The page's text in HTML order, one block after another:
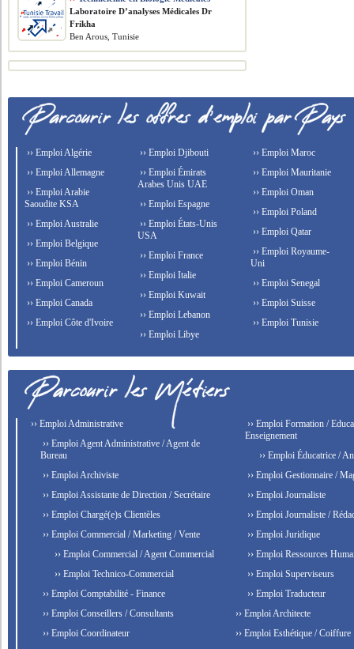
Laboratoire D’analyses Médicales Dr
Frikha
Ben Arous, Tunisie
›› Emploi Algérie
›› Emploi Allemagne
›› Emploi Arabie
Saoudite KSA
›› Emploi Australie
›› Emploi Belgique
›› Emploi Bénin
›› Emploi Cameroun
›› Emploi Canada
›› Emploi Côte d'Ivoire
›› Emploi Djibouti
›› Emploi Émirats
Arabes Unis UAE
›› Emploi Espagne
›› Emploi États-Unis
USA
›› Emploi France
›› Emploi Italie
›› Emploi Kuwait
›› Emploi Lebanon
›› Emploi Libye
›› Emploi Maroc
›› Emploi Mauritanie
›› Emploi Oman
›› Emploi Poland
›› Emploi Qatar
›› Emploi Royaume-
Uni
›› Emploi Senegal
›› Emploi Suisse
›› Emploi Tunisie
›› Emploi Administrative
›› Emploi Agent Administrative / Agent de
Bureau
›› Emploi Archiviste
›› Emploi Assistante de Direction / Secrétaire
›› Emploi Chargé(e)s Clientèles
›› Emploi Commercial / Marketing / Vente
›› Emploi Commercial / Agent Commercial
›› Emploi Technico-Commercial
›› Emploi Comptabilité - Finance
›› Emploi Conseillers / Consultants
›› Emploi Coordinateur
›› Emploi Formation /
Enseignement
›› Emploi Éducatrice /
›› Emploi Gestionnaire /
›› Emploi Journaliste
›› Emploi Journaliste /
›› Emploi Juridique
›› Emploi Ressources
›› Emploi Superviseurs
›› Emploi Traducteur
›› Emploi Architecte
›› Emploi Esthétique / Coiffure